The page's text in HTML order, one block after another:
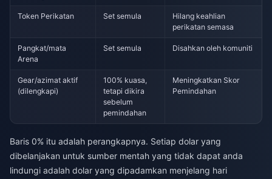
Token Perikatan Set semula
Hilang keahlian
perikatan semasa
Pangkat/mata
Arena
Set semula Disahkan oleh komuniti
Gear/azimat aktif
(dilengkapi)
100% kuasa,
tetapi dikira
sebelum
pemindahan
Meningkatkan Skor
Pemindahan
Baris 0% itu adalah perangkapnya. Setiap dolar yang
dibelanjakan untuk sumber mentah yang tidak dapat anda
lindungi adalah dolar yang dipadamkan menjelang hari